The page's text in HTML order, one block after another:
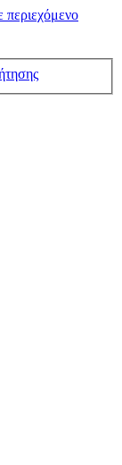
περιεχόμενο